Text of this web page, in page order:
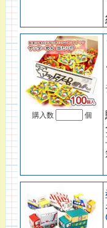
購入数 個